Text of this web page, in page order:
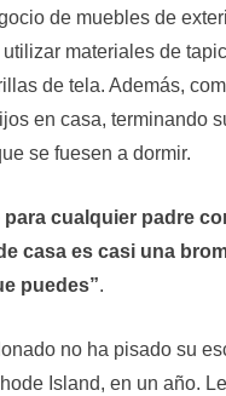
de muebles de
materiales de
de tela. Además,
en casa, terminando
se fuesen a dormir.
para cualquier padre
casa es casi una
puedes”.
no ha pisado su
Island, en un año.